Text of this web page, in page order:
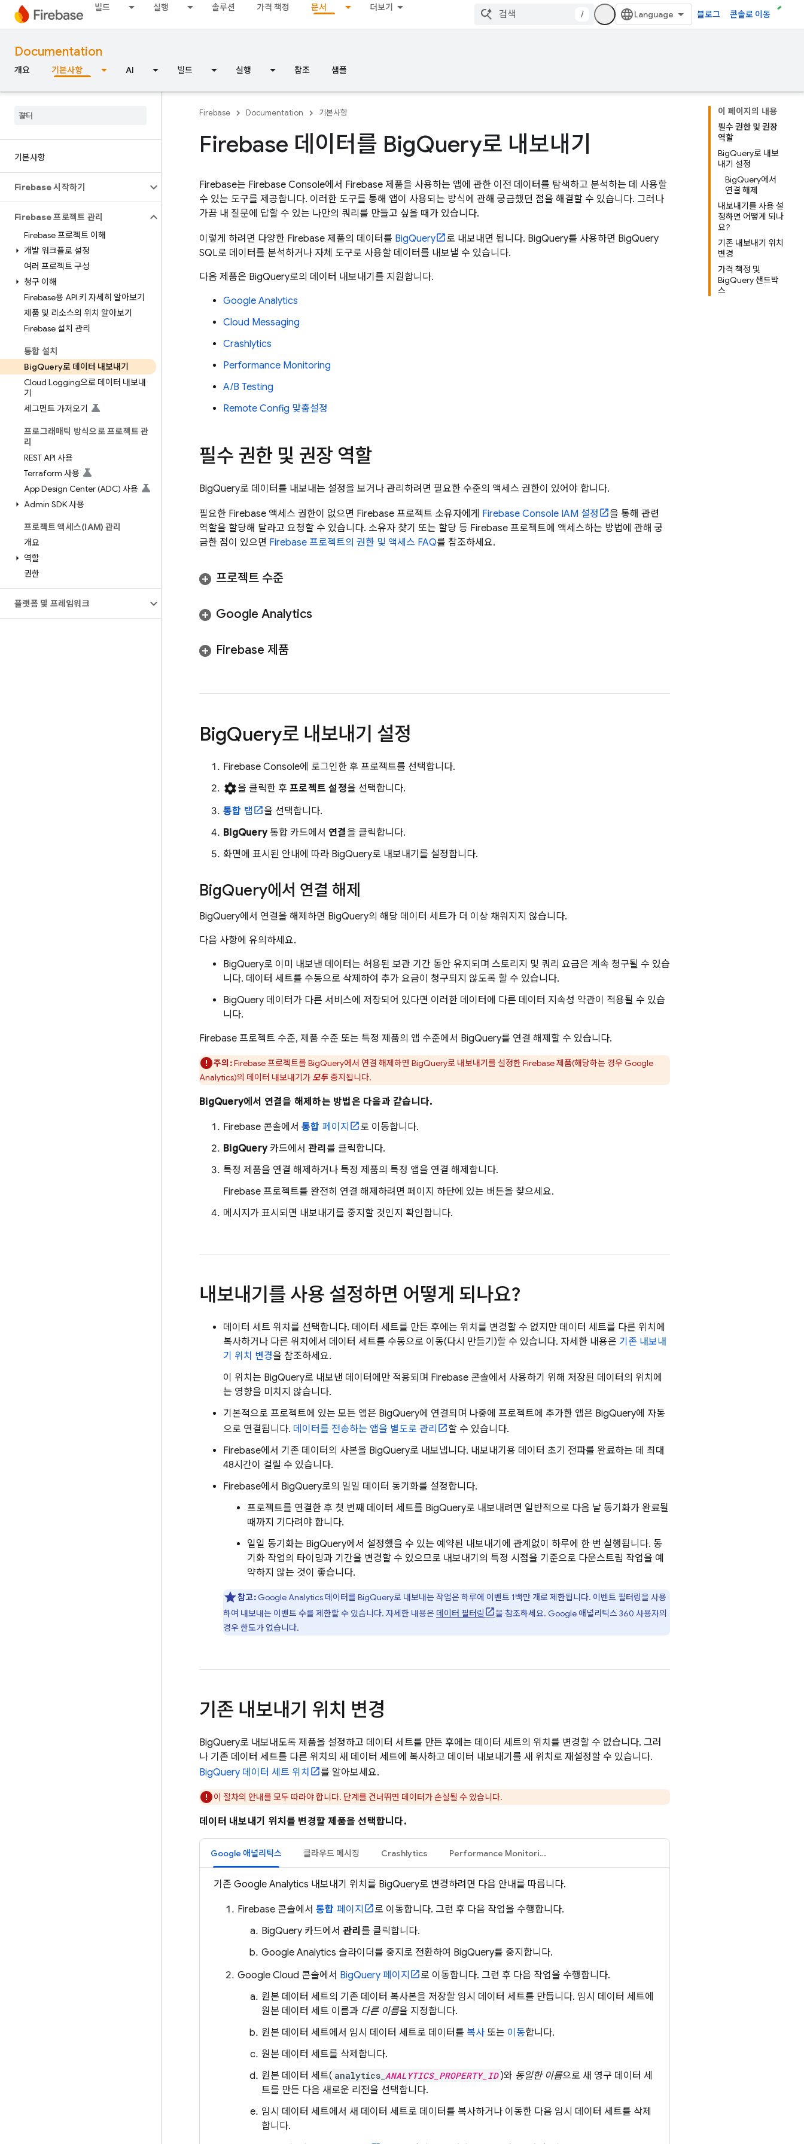
빌드 실행 솔루션 가격 책정 문서 더보기
/ 블로그 콘솔로 이동
Documentation
개요 기본사항 AI 빌드 실행 참조 샘플
기본사항
Firebase 시작하기
Firebase 프로젝트 관리
Firebase 프로젝트 이해
개발 워크플로 설정
여러 프로젝트 구성
청구 이해
Firebase용 API 키 자세히 알아보기
제품 및 리소스의 위치 알아보기
Firebase 설치 관리
통합 설치
BigQuery로 데이터 내보내기
Cloud Logging으로 데이터 내보내
기
세그먼트 가져오기
프로그래매틱 방식으로 프로젝트 관
리
REST API 사용
Terraform 사용
App Design Center (ADC) 사용
Admin SDK 사용
프로젝트 액세스(IAM) 관리
개요
역할
권한
플랫폼 및 프레임워크
이 페이지의 내용
필수 권한 및 권장
역할
BigQuery로 내보
내기 설정
BigQuery에서
연결 해제
내보내기를 사용 설
정하면 어떻게 되나
요?
기존 내보내기 위치
변경
가격 책정 및
BigQuery 샌드박
스
Firebase Documentation 기본사항
Firebase 데이터를 BigQuery로 내보내기
Firebase는 Firebase Console에서 Firebase 제품을 사용하는 앱에 관한 이전 데이터를 탐색하고 분석하는 데 사용할
수 있는 도구를 제공합니다. 이러한 도구를 통해 앱이 사용되는 방식에 관해 궁금했던 점을 해결할 수 있습니다. 그러나
가끔 내 질문에 답할 수 있는 나만의 쿼리를 만들고 싶을 때가 있습니다.
이렇게 하려면 다양한 Firebase 제품의 데이터를 BigQuery 로 내보내면 됩니다. BigQuery를 사용하면 BigQuery
SQL로 데이터를 분석하거나 자체 도구로 사용할 데이터를 내보낼 수 있습니다.
다음 제품은 BigQuery로의 데이터 내보내기를 지원합니다.
Google Analytics
Cloud Messaging
Crashlytics
Performance Monitoring
A/B Testing
Remote Config 맞춤설정
필수 권한 및 권장 역할
BigQuery로 데이터를 내보내는 설정을 보거나 관리하려면 필요한 수준의 액세스 권한이 있어야 합니다.
필요한 Firebase 액세스 권한이 없으면 Firebase 프로젝트 소유자에게 Firebase Console IAM 설정
을 통해 관련
역할을 할당해 달라고 요청할 수 있습니다. 소유자 찾기 또는 할당 등 Firebase 프로젝트에 액세스하는 방법에 관해 궁
금한 점이 있으면 Firebase 프로젝트의 권한 및 액세스 FAQ를 참조하세요.
프로젝트 수준
Google Analytics
Firebase 제품
BigQuery로 내보내기 설정
Firebase Console에 로그인한 후 프로젝트를 선택합니다.
settings을 클릭한 후 프로젝트 설정을 선택합니다.
통합 탭
을 선택합니다.
BigQuery통합 카드에서 연결 을 클릭합니다.
화면에 표시된 안내에 따라 BigQuery로 내보내기를 설정합니다.
BigQuery에서 연결 해제
BigQuery에서 연결을 해제하면 BigQuery의 해당 데이터 세트가 더 이상 채워지지 않습니다.
다음 사항에 유의하세요.
BigQuery로 이미 내보낸 데이터는 허용된 보관 기간 동안 유지되며 스토리지 및 쿼리 요금은 계속 청구될 수 있습
니다. 데이터 세트를 수동으로 삭제하여 추가 요금이 청구되지 않도록 할 수 있습니다.
BigQuery 데이터가 다른 서비스에 저장되어 있다면 이러한 데이터에 다른 데이터 지속성 약관이 적용될 수 있습
니다.
Firebase 프로젝트 수준, 제품 수준 또는 특정 제품의 앱 수준에서 BigQuery를 연결 해제할 수 있습니다.
주의:Firebase 프로젝트를BigQuery에서 연결 해제하면 BigQuery로 내보내기를 설정한 Firebase 제품(해당하는 경우Google
Analytics)의 데이터 내보내기가모두중지됩니다.
BigQuery에서 연결을 해제하는 방법은 다음과 같습니다.
Firebase 콘솔에서 통합 페이지
로 이동합니다.
BigQuery카드에서 관리 를 클릭합니다.
특정 제품을 연결 해제하거나 특정 제품의 특정 앱을 연결 해제합니다.
Firebase 프로젝트를 완전히 연결 해제하려면 페이지 하단에 있는 버튼을 찾으세요.
메시지가 표시되면 내보내기를 중지할 것인지 확인합니다.
내보내기를 사용 설정하면 어떻게 되나요?
데이터 세트 위치를 선택합니다. 데이터 세트를 만든 후에는 위치를 변경할 수 없지만 데이터 세트를 다른 위치에
복사하거나 다른 위치에서 데이터 세트를 수동으로 이동(다시 만들기)할 수 있습니다. 자세한 내용은 기존 내보내
기 위치 변경을 참조하세요.
이 위치는 BigQuery로 내보낸 데이터에만 적용되며 Firebase 콘솔에서 사용하기 위해 저장된 데이터의 위치에
는 영향을 미치지 않습니다.
기본적으로 프로젝트에 있는 모든 앱은 BigQuery에 연결되며 나중에 프로젝트에 추가한 앱은 BigQuery에 자동
으로 연결됩니다. 데이터를 전송하는 앱을 별도로 관리
할 수 있습니다.
Firebase에서 기존 데이터의 사본을 BigQuery로 내보냅니다. 내보내기용 데이터 초기 전파를 완료하는 데 최대
48시간이 걸릴 수 있습니다.
Firebase에서 BigQuery로의 일일 데이터 동기화를 설정합니다.
프로젝트를 연결한 후 첫 번째 데이터 세트를 BigQuery로 내보내려면 일반적으로 다음 날 동기화가 완료될
때까지 기다려야 합니다.
일일 동기화는 BigQuery에서 설정했을 수 있는 예약된 내보내기에 관계없이 하루에 한 번 실행됩니다. 동
기화 작업의 타이밍과 기간을 변경할 수 있으므로 내보내기의 특정 시점을 기준으로 다운스트림 작업을 예
약하지 않는 것이 좋습니다.
참고: Google Analytics데이터를 BigQuery로 내보내는 작업은 하루에 이벤트1백만 개로 제한됩니다. 이벤트 필터링을 사용
하여 내보내는 이벤트 수를 제한할 수 있습니다. 자세한 내용은 데이터 필터링 을 참조하세요. Google 애널리틱스 360 사용자의
경우 한도가 없습니다.
기존 내보내기 위치 변경
BigQuery로 내보내도록 제품을 설정하고 데이터 세트를 만든 후에는 데이터 세트의 위치를 변경할 수 없습니다. 그러
나 기존 데이터 세트를 다른 위치의 새 데이터 세트에 복사하고 데이터 내보내기를 새 위치로 재설정할 수 있습니다.
BigQuery 데이터 세트 위치 를 알아보세요.
이 절차의 안내를 모두 따라야 합니다. 단계를 건너뛰면 데이터가 손실될 수 있습니다.
데이터 내보내기 위치를 변경할 제품을 선택합니다.
Google 애널리틱스 클라우드 메시징 Crashlytics Performance Monitoring
기존 Google Analytics 내보내기 위치를 BigQuery로 변경하려면 다음 안내를 따릅니다.
Firebase 콘솔에서 통합 페이지
로 이동합니다. 그런 후 다음 작업을 수행합니다.
BigQuery 카드에서 관리 를 클릭합니다.
Google Analytics 슬라이더를 중지로 전환하여 BigQuery를 중지합니다.
Google Cloud 콘솔에서 BigQuery 페이지
로 이동합니다. 그런 후 다음 작업을 수행합니다.
원본 데이터 세트의 기존 데이터 복사본을 저장할 임시 데이터 세트를 만듭니다. 임시 데이터 세트에
원본 데이터 세트 이름과 다른 이름을 지정합니다.
원본 데이터 세트에서 임시 데이터 세트로 데이터를 복사 또는 이동합니다.
원본 데이터 세트를 삭제합니다.
원본 데이터 세트( analytics_ ANALYTICS_PROPERTY_ID )와 동일한 이름으로 새 영구 데이터 세
트를 만든 다음 새로운 리전을 선택합니다.
임시 데이터 세트에서 새 데이터 세트로 데이터를 복사하거나 이동한 다음 임시 데이터 세트를 삭제
합니다.